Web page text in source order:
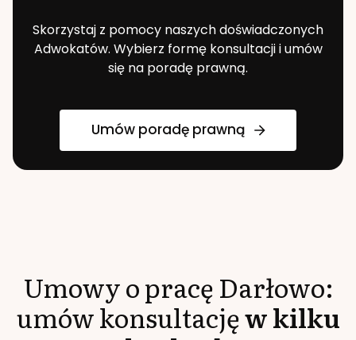
Skorzystaj z pomocy naszych doświadczonych
Adwokatów. Wybierz formę konsultacji i umów
się na poradę prawną.
Umów poradę prawną
Umowy o pracęDarłowo:
umów konsultacjęw kilku